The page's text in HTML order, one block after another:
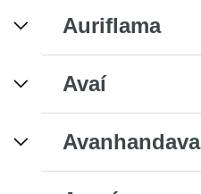
Auriflama
Avaí
Avanhandava